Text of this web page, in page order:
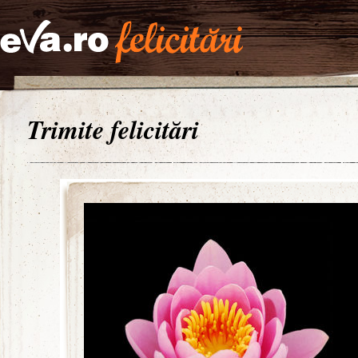
Trimite felicitări